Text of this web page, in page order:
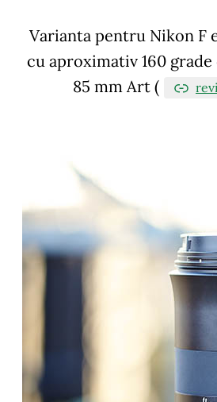
Varianta pentru Nikon F
cu aproximativ 160 grade
85 mm Art (